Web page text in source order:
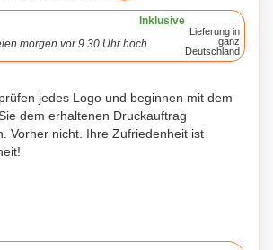
Inklusive
morgen vor 9.30 Uhr hoch.
Lieferung in
ganz
Deutschland
jedes Logo und beginnen mit dem
dem erhaltenen Druckauftrag
Vorher nicht. Ihre Zufriedenheit ist